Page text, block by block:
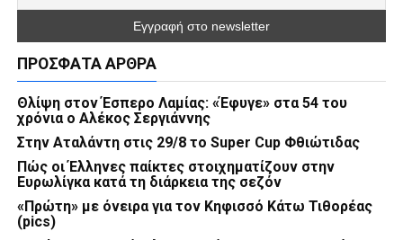
ΠΡΌΣΦΑΤΑ ΆΡΘΡΑ
Θλίψη στον Έσπερο Λαμίας: «Έφυγε» στα 54 του
χρόνια ο Αλέκος Σεργιάννης
Στην Αταλάντη στις 29/8 το Super Cup Φθιώτιδας
Πώς οι Έλληνες παίκτες στοιχηματίζουν στην
Ευρωλίγκα κατά τη διάρκεια της σεζόν
«Πρώτη» με όνειρα για τον Κηφισσό Κάτω Τιθορέας
(pics)